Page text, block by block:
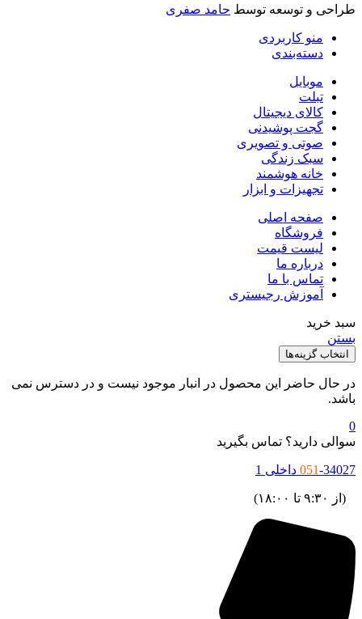
و توسعه توسطحامد صفری
منو کاربردی
دسته‌بندی
موبایل
تبلت
کالای دیجیتال
گجت پوشیدنی
صوتی و تصویری
سبک زندگی
خانه هوشمند
تجهیزات و ابزار
صفحه اصلی
فروشگاه
لیست قیمت
درباره ما
تماس با ما
آموزش رجیستری
خرید
انتخاب گزینه‌ها
حال حاضر این محصول در انبار موجود نیست و در دسترس نمی
دارید؟ تماس بگیرید
051داخلی 1
۹:۳۰ تا ۱۸:۰۰)